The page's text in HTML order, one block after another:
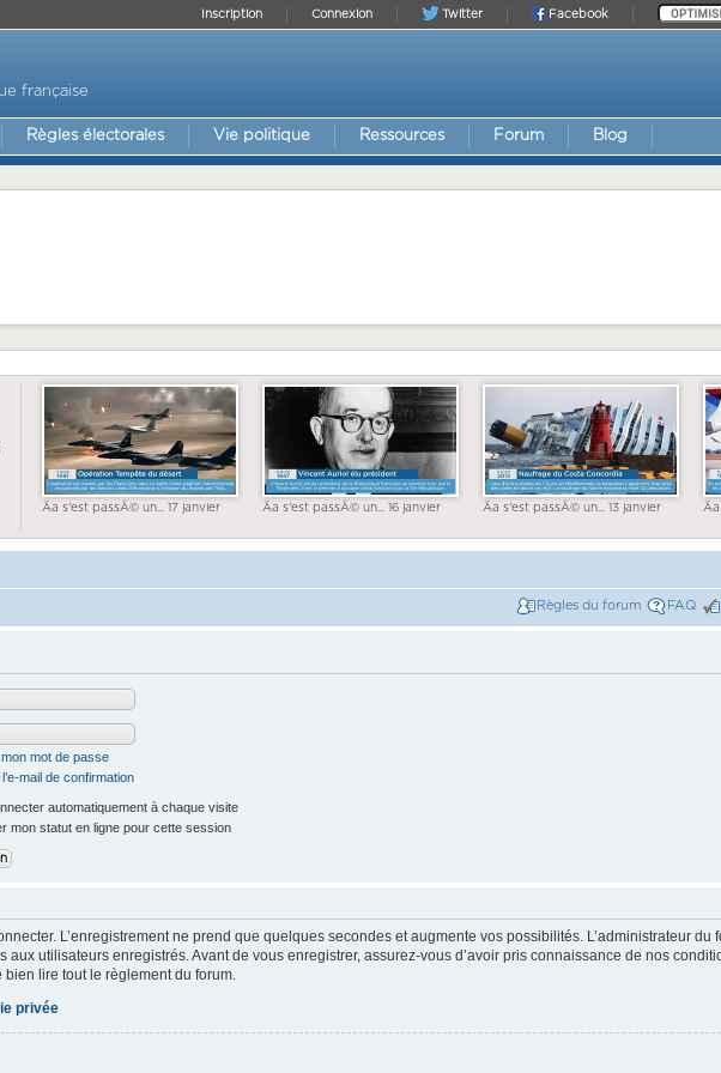
Facebook
Twitter
Connexion
Inscription
française
Règles électorales Vie politique Ressources Forum Blog
Ãa s'est passÃ© un... 17 janvier Ãa s'est passÃ© un... 16 janvier Ãa s'est passÃ© un... 13 janvier
Règles du forum FAQ
mon mot de passe
mail de confirmation
automatiquement à chaque visite
mon statut en ligne pour cette session
L’enregistrement ne prend que quelques secondes et augmente vos possibilités. L’administrateur du
utilisateurs enregistrés. Avant de vous enregistrer, assurez-vous d’avoir pris connaissance de nos
lire tout le règlement du forum.
privée